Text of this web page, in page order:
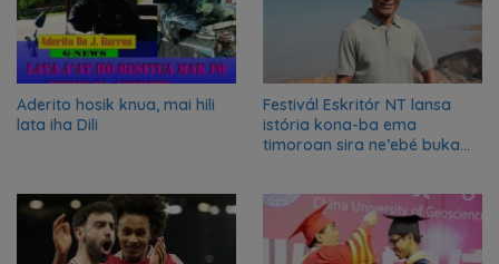
Aderito hosik knua, mai hili
lata iha Dili
Festivál Eskritór NT lansa
istória kona-ba ema
timoroan sira ne’ebé buka